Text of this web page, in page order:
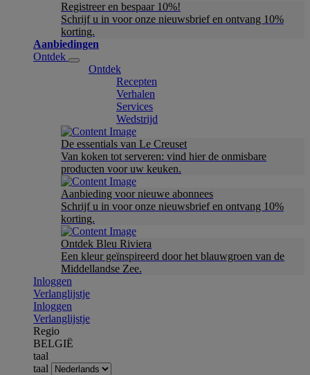
Registreer en bespaar 10%!
Schrijf u in voor onze nieuwsbrief en ontvang 10%
korting.
Aanbiedingen
Ontdek
Ontdek
Recepten
Verhalen
Services
Wedstrijd
De essentials van Le Creuset
Van koken tot serveren: vind hier de onmisbare
producten voor uw keuken.
Aanbieding voor nieuwe abonnees
Schrijf u in voor onze nieuwsbrief en ontvang 10%
korting.
Ontdek Bleu Riviera
Een kleur geïnspireerd door het blauwgroen van de
Middellandse Zee.
Inloggen
Verlanglijstje
Inloggen
Verlanglijstje
Regio
BELGIË
taal
taal